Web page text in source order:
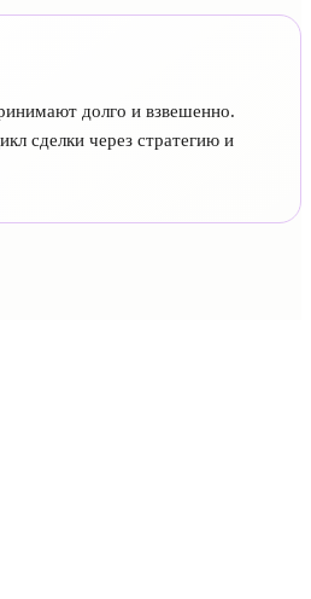
долго и взвешенно.
сделки через стратегию и